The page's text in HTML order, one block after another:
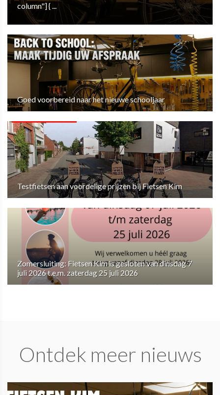
column"] { ...
Goed voorbereid naar het nieuwe schooljaar
Testfietsen aan voordelige prijzen bij Fietsen Kim
Zomersluiting: Fietsen Kim is gesloten van dinsdag 7
juli 2026 t.e.m. zaterdag 25 juli 2026
Ontdek meer nieuws